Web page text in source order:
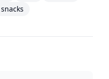
snacks